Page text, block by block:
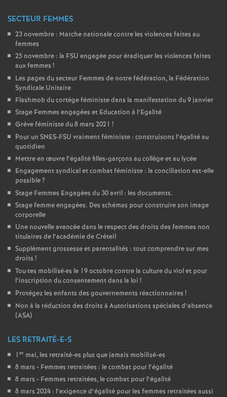
SECTEUR FEMMES
23 novembre : Marche nationale contre les violences faites au
femmes
25 novembre : la FSU engagée pour éradiquer les violences faites
aux femmes !
Les pages du secteur Femmes de notre fédération, la Fédération
Syndicale Unitaire
Flashmob du cortège féministe dans la manifestation du 9 janvier
Stage Femmes engagées et Education à l’Egalité
Grève féministe du 8 mars 2021 !
Pour un SNES-FSU vraiment féministe : construisons l’égalité au
quotidien
Mettre en œuvre l’égalité filles-garçons au collège et au lycée
Engagement syndical et combat féministe : la conciliation est-elle
possible?
Stage Femmes Engagées du 30 avril : les documents.
Stage femme engagées. Des schémas pour construire son image
corporelle
Une nouvelle avancée dans le respect des droits des femmes non
titulaires de l’académie de Créteil
Supplément grossesse et parentalités : tout comprendre sur mes
droits !
Tou·tes mobilisé·es le 19 octobre contre la culture du viol et pour
l’inscription du consentement dans la loi !
Protégez les enfants des gouvernements réactionnaires !
Non à la réduction des droits à Autorisations spéciales d’absence
(ASA)
LES RETRAITÉ-E-S
1 er mai, les retraité-es plus que jamais mobilisé-es
8 mars - Femmes retraitées : le combat pour l’égalité
8 mars - Femmes retraitées, le combat pour l’égalité
8 mars 2024 : l’exigence d’égalité pour les femmes retraitées aussi